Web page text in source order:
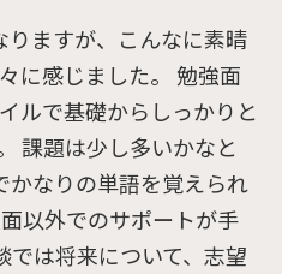
りますが、こんなに素晴
に感じました。 勉強面
ルで基礎からしっかりと
課題は少し多いかなと
かなりの単語を覚えられ
以外でのサポートが手
では将来について、志望